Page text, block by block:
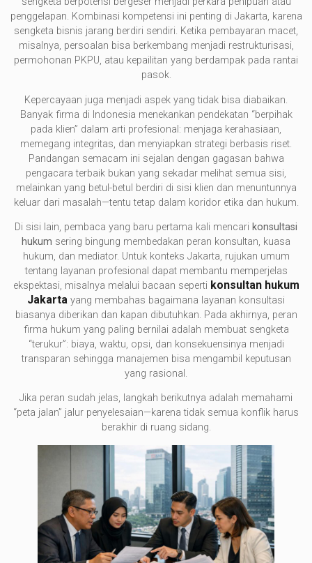
penggelapan. Kombinasi kompetensi ini penting di Jakarta, karena
sengketa bisnis jarang berdiri sendiri. Ketika pembayaran macet,
misalnya, persoalan bisa berkembang menjadi restrukturisasi,
permohonan PKPU, atau kepailitan yang berdampak pada rantai
pasok.
Kepercayaan juga menjadi aspek yang tidak bisa diabaikan.
Banyak firma di Indonesia menekankan pendekatan “berpihak
pada klien” dalam arti profesional: menjaga kerahasiaan,
memegang integritas, dan menyiapkan strategi berbasis riset.
Pandangan semacam ini sejalan dengan gagasan bahwa
pengacara terbaik bukan yang sekadar melihat semua sisi,
melainkan yang betul-betul berdiri di sisi klien dan menuntunnya
keluar dari masalah—tentu tetap dalam koridor etika dan hukum.
Di sisi lain, pembaca yang baru pertama kali mencari konsultasi
hukum sering bingung membedakan peran konsultan, kuasa
hukum, dan mediator. Untuk konteks Jakarta, rujukan umum
tentang layanan profesional dapat membantu memperjelas
ekspektasi, misalnya melalui bacaan seperti konsultan hukum
Jakarta yang membahas bagaimana layanan konsultasi
biasanya diberikan dan kapan dibutuhkan. Pada akhirnya, peran
firma hukum yang paling bernilai adalah membuat sengketa
“terukur”: biaya, waktu, opsi, dan konsekuensinya menjadi
transparan sehingga manajemen bisa mengambil keputusan
yang rasional.
Jika peran sudah jelas, langkah berikutnya adalah memahami
“peta jalan” jalur penyelesaian—karena tidak semua konflik harus
berakhir di ruang sidang.